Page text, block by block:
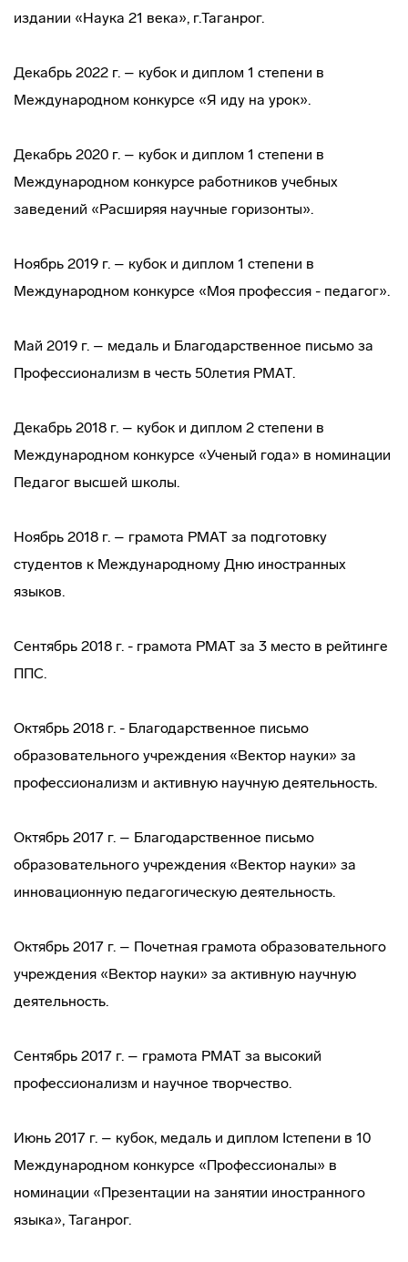
издании «Наука 21 века», г.Таганрог.
Декабрь 2022 г. – кубок и диплом 1 степени в
Международном конкурсе «Я иду на урок».
Декабрь 2020 г. – кубок и диплом 1 степени в
Международном конкурсе работников учебных
заведений «Расширяя научные горизонты».
Ноябрь 2019 г. – кубок и диплом 1 степени в
Международном конкурсе «Моя профессия - педагог».
Май 2019 г. – медаль и Благодарственное письмо за
Профессионализм в честь 50летия РМАТ.
Декабрь 2018 г. – кубок и диплом 2 степени в
Международном конкурсе «Ученый года» в номинации
Педагог высшей школы.
Ноябрь 2018 г. – грамота РМАТ за подготовку
студентов к Международному Дню иностранных
языков.
Сентябрь 2018 г. - грамота РМАТ за 3 место в рейтинге
ППС.
Октябрь 2018 г. - Благодарственное письмо
образовательного учреждения «Вектор науки» за
профессионализм и активную научную деятельность.
Октябрь 2017 г. – Благодарственное письмо
образовательного учреждения «Вектор науки» за
инновационную педагогическую деятельность.
Октябрь 2017 г. – Почетная грамота образовательного
учреждения «Вектор науки» за активную научную
деятельность.
Сентябрь 2017 г. – грамота РМАТ за высокий
профессионализм и научное творчество.
Июнь 2017 г. – кубок, медаль и диплом Iстепени в 10
Международном конкурсе «Профессионалы» в
номинации «Презентации на занятии иностранного
языка», Таганрог.